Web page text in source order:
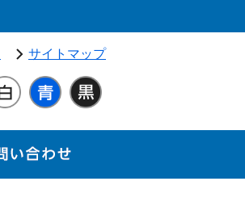
サイトマップ